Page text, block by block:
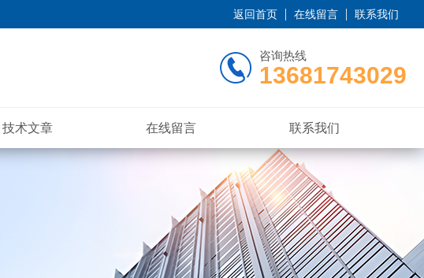
返回首页 在线留言 联系我们
咨询热线
13681743029
技术文章 在线留言 联系我们